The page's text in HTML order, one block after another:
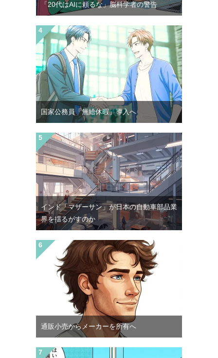
「20代はAIに頼るな」脳科学者の警告
国家公務員「無給休暇」導入へ
インド「マザーサン」が日本の自動車部品業
界を揺るがすのか
通販小売からメーカーを所有へ